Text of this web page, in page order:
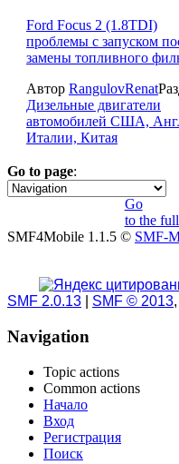
Ford Focus 2 (1.8TDI)
проблемы с запуском
замены топливного
Автор RangulovRenat
Дизельные двигатели
автомобилей США,
Италии, Китая
Go to page:
1
Go
to the
SMF4Mobile 1.1.5 © SMF-
SMF 2.0.13 SMF © 2013,
Navigation
Topic actions
Common actions
Начало
Вход
Регистрация
Поиск